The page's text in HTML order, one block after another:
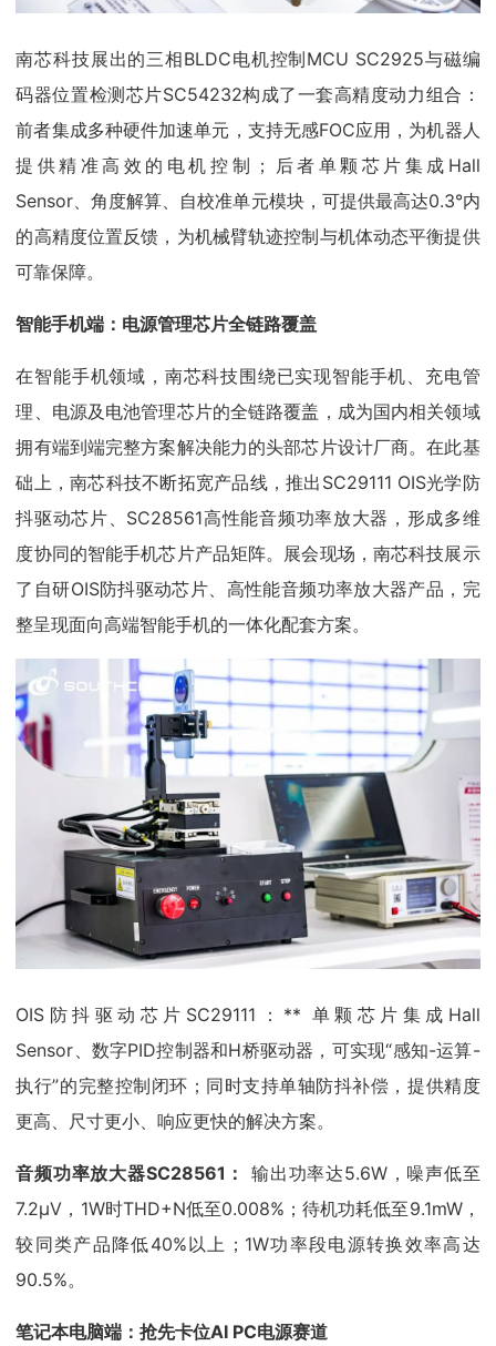
南芯科技展出的三相BLDC电机控制MCU SC2925与磁编
码器位置检测芯片SC54232构成了一套高精度动力组合：
前者集成多种硬件加速单元，支持无感FOC应用，为机器人
提供精准高效的电机控制；后者单颗芯片集成Hall
Sensor、角度解算、自校准单元模块，可提供最高达0.3°内
的高精度位置反馈，为机械臂轨迹控制与机体动态平衡提供
可靠保障。
智能手机端：电源管理芯片全链路覆盖
在智能手机领域，南芯科技围绕已实现智能手机、充电管
理、电源及电池管理芯片的全链路覆盖，成为国内相关领域
拥有端到端完整方案解决能力的头部芯片设计厂商。在此基
础上，南芯科技不断拓宽产品线，推出SC29111 OIS光学防
抖驱动芯片、SC28561高性能音频功率放大器，形成多维
度协同的智能手机芯片产品矩阵。展会现场，南芯科技展示
了自研OIS防抖驱动芯片、高性能音频功率放大器产品，完
整呈现面向高端智能手机的一体化配套方案。
OIS防抖驱动芯片SC29111：** 单颗芯片集成Hall
Sensor、数字PID控制器和H桥驱动器，可实现“感知-运算-
执行”的完整控制闭环；同时支持单轴防抖补偿，提供精度
更高、尺寸更小、响应更快的解决方案。
音频功率放大器SC28561：
输出功率达5.6W，噪声低至
7.2μV，1W时THD+N低至0.008%；待机功耗低至9.1mW，
较同类产品降低40%以上；1W功率段电源转换效率高达
90.5%。
笔记本电脑端：抢先卡位AI PC电源赛道